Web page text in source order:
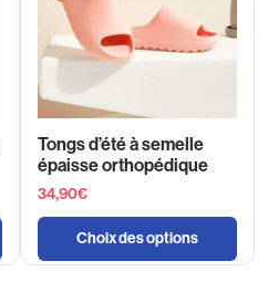
Tongs d’été à semelle
épaisse orthopédique
34,90€
Choix des options